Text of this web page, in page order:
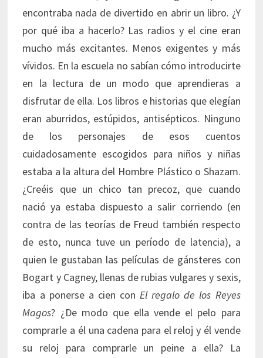
encontraba nada de divertido en abrir un libro. ¿Y
por qué iba a hacerlo? Las radios y el cine eran
mucho más excitantes. Menos exigentes y más
vívidos. En la escuela no sabían cómo introducirte
en la lectura de un modo que aprendieras a
disfrutar de ella. Los libros e historias que elegían
eran aburridos, estúpidos, antisépticos. Ninguno
de los personajes de esos cuentos
cuidadosamente escogidos para niños y niñas
estaba a la altura del Hombre Plástico o Shazam.
¿Creéis que un chico tan precoz, que cuando
nació ya estaba dispuesto a salir corriendo (en
contra de las teorías de Freud también respecto
de esto, nunca tuve un período de latencia), a
quien le gustaban las películas de gánsteres con
Bogart y Cagney, llenas de rubias vulgares y sexis,
iba a ponerse a cien conEl regalo de los Reyes
Magos? ¿De modo que ella vende el pelo para
comprarle a él una cadena para el reloj y él vende
su reloj para comprarle un peine a ella? La